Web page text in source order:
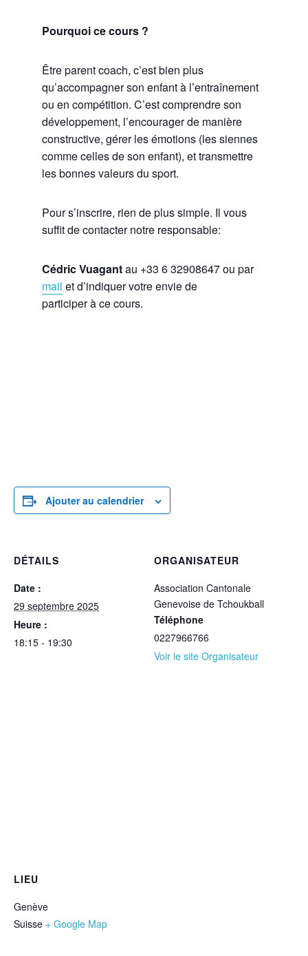
Pourquoi ce cours ?
Être parent coach, c’est bien plus
qu’accompagner son enfant à l’entraînement
ou en compétition. C’est comprendre son
développement, l’encourager de manière
constructive, gérer les émotions (les siennes
comme celles de son enfant), et transmettre
les bonnes valeurs du sport.
Pour s’inscrire, rien de plus simple. Il vous
suffit de contacter notre responsable:
Cédric Vuagantau ‪+33 6 32908647‬ ou par
mail et d’indiquer votre envie de
participer à ce cours.
Ajouter au calendrier
DÉTAILS
Date :
29 septembre 2025
Heure :
18:15 - 19:30
ORGANISATEUR
Association Cantonale
Genevoise de Tchoukball
Téléphone
0227966766
Voir le site Organisateur
LIEU
Genève
Suisse + Google Map